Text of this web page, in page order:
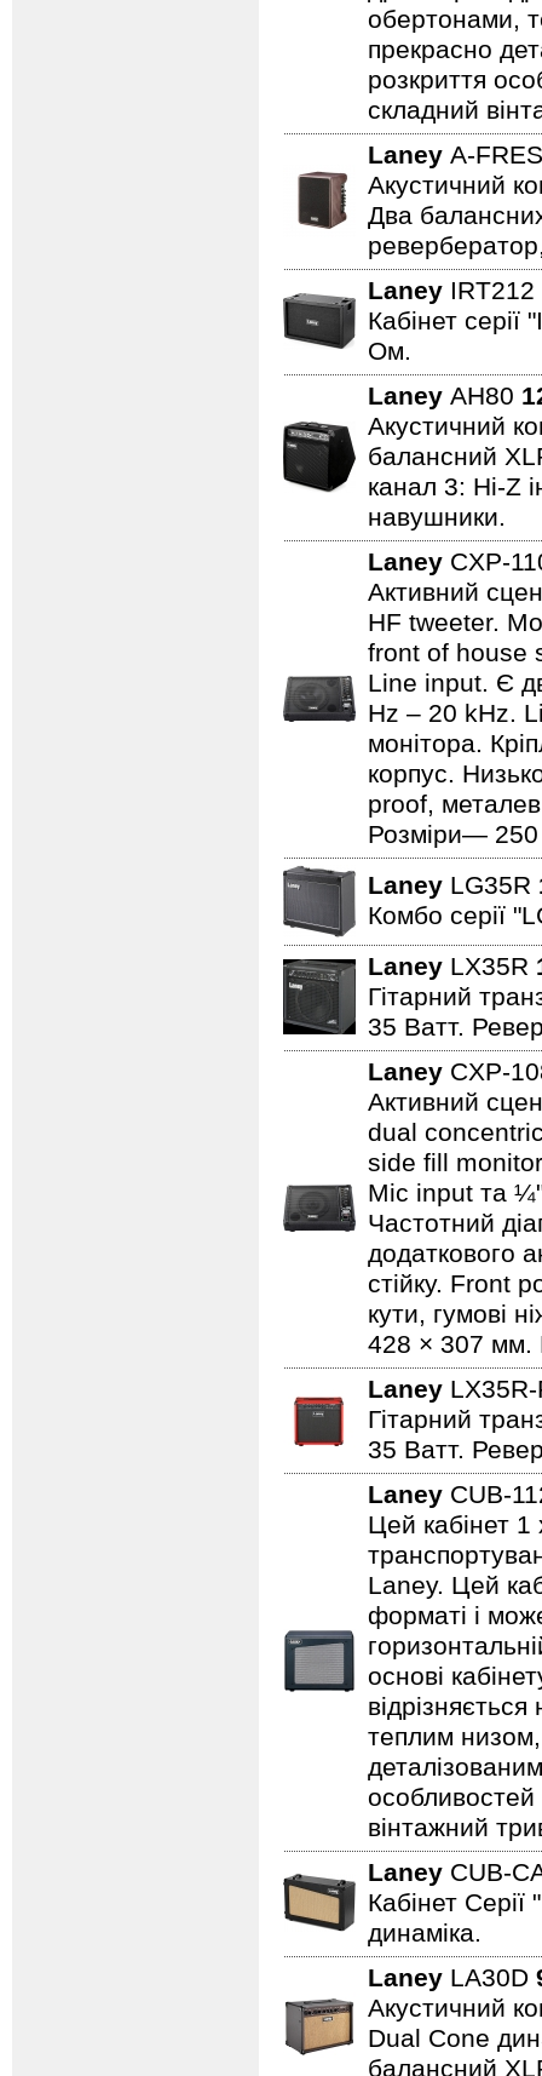
обертонами,
прекрасно
розкриття
складний
Laney A-
Акустичний
Два
Laney IRT212
Кабінет
Ом.
Laney AH80
Акустичний
балансний
канал 3: Hi-Z
навушники.
Laney CXP-
Активний
HF tweeter.
front of house
Line input. Є
Hz – 20 kHz.
монітора.
корпус.
proof,
Розміри—
Laney LG35R
Комбо серії
Laney LX35R
Гітарний
35 Ватт.
Laney CXP-
Активний
dual
side fill
Mic input та
Частотний
додаткового
стійку. Front
кути, гумові
428 × 307 мм.
Laney
Гітарний
35 Ватт.
Laney CUB-
Цей кабінет 1
Laney. Цей
форматі і
основі
теплим
особливостей
вінтажний
Laney CUB-
Кабінет
динаміка.
Laney LA30D
Акустичний
Dual Cone
балансний